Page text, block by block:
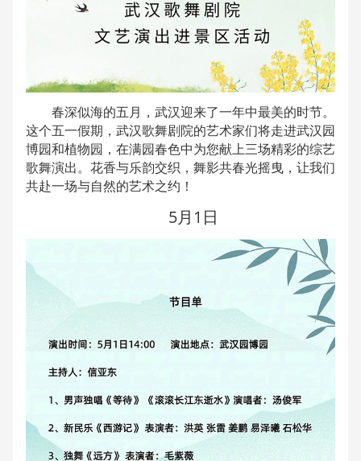
春深似海的五月，武汉迎来了一年中最美的时节。
这个五一假期，武汉歌舞剧院的艺术家们将走进武汉园
博园和植物园，在满园春色中为您献上三场精彩的综艺
歌舞演出。 花香与乐韵交织，舞影共春光摇曳，让我们
共赴一场与自然的艺术之约！
5月1日